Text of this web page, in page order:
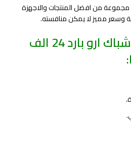
مجموعة من افضل المنتجات والاجهزة
وسعر مميز لا يمكن منافسته.
مواصفات مكيف شباك ارو بارد 24 الف